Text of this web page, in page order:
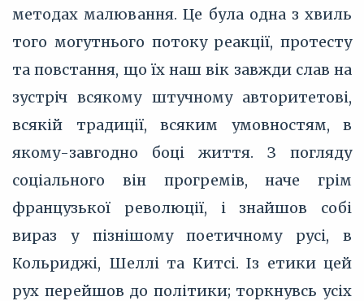
методах малювання. Це була одна з хвиль
того могутнього потоку реакції, протесту
та повстання, що їх наш вік завжди слав на
зустріч всякому штучному авторитетові,
всякій традиції, всяким умовностям, в
якому-завгодно боці життя. З погляду
соціального він прогремів, наче грім
французької революції, і знайшов собі
вираз у пізнішому поетичному русі, в
Кольриджі, Шеллі та Китсі. Із етики цей
рух перейшов до політики; торкнувсь усіх